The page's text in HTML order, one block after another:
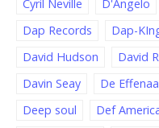
Cyril Neville D'Angelo
Dap Records
Dap-
David Hudson
David
Davin Seay
De
Deep soul
Def